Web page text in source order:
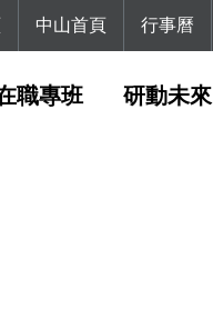
中山首頁 行事曆
職專班 研動未來